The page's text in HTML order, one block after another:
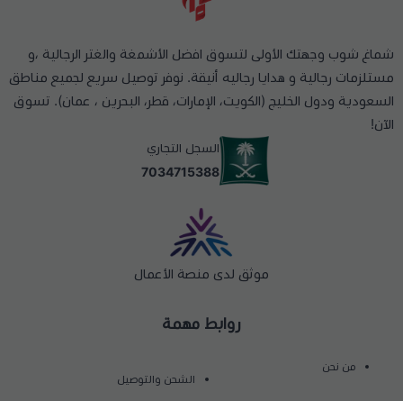
روابط مهمة
من نحن
الشحن والتوصيل
شماغ شوب وجهتك الأولى لتسوق افضل الأشمغة والغتر الرجالية ،و
مستلزمات رجالية و هدايا رجاليه أنيقة. نوفر توصيل سريع لجميع مناطق
السعودية ودول الخليج (الكويت، الإمارات، قطر، البحرين ، عمان). تسوق
الآن!
السجل التجاري
7034715388
موثق لدى منصة الأعمال